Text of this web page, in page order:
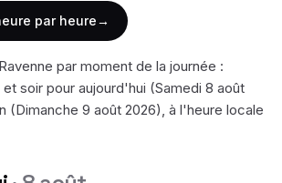
par heure→
Ravenne par moment de la journée :
soir pour aujourd'hui (Samedi 8 août
(Dimanche 9 août 2026), à l'heure locale